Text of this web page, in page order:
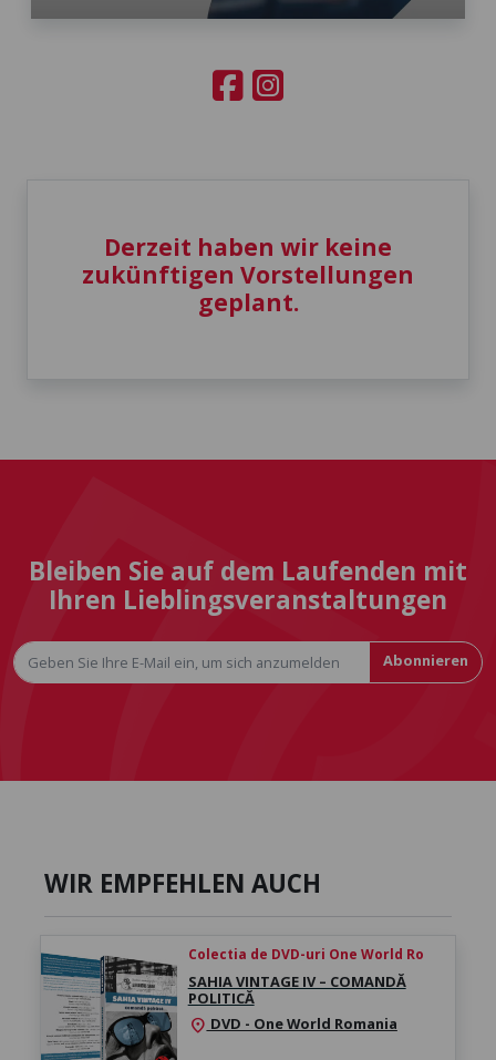
Derzeit haben wir keine
zukünftigen Vorstellungen
geplant.
Bleiben Sie auf dem Laufenden mit
Ihren Lieblingsveranstaltungen
Abonnieren
WIR EMPFEHLEN AUCH
Colectia de DVD-uri One World Ro
SAHIA VINTAGE IV – COMANDĂ
POLITICĂ
location_on DVD - One World Romania